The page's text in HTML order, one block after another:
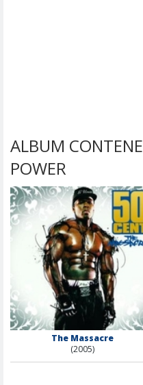
ALBUM
POWER
The Massacre
(2005)